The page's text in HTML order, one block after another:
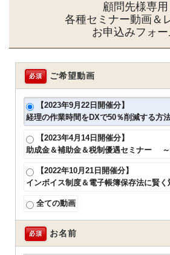
顧問先様専用
各種セミナー動画＆
お申込みフォー
必須 ご希望動画
【2023年9月22日開催分】
経理の作業時間をDXで50％削減する
【2023年4月14日開催分】
助成金＆補助金＆税制優遇セミナー
【2022年10月21日開催分】
インボイス制度＆電子帳簿保存法に賢
全ての動画
必須 お名前